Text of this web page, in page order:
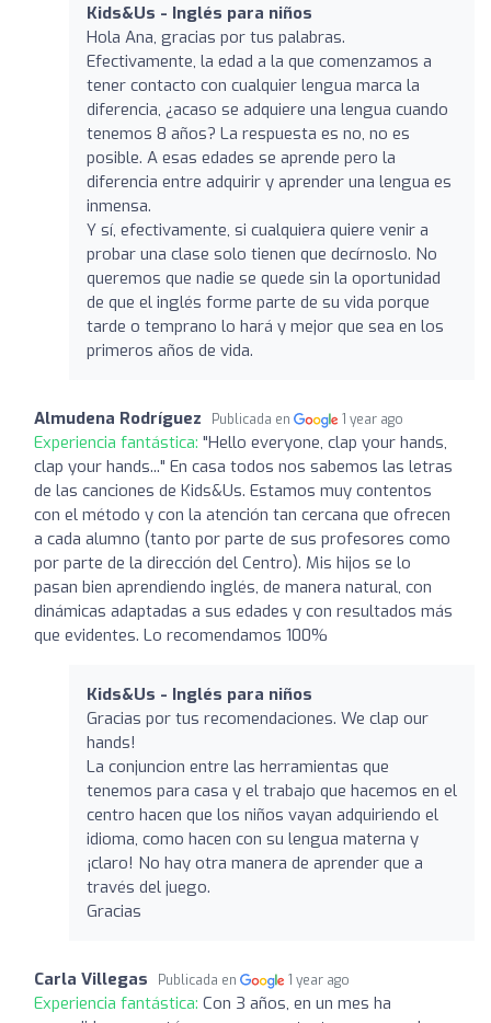
Kids&Us - Inglés para niños
Hola Ana, gracias por tus palabras.
Efectivamente, la edad a la que comenzamos a
tener contacto con cualquier lengua marca la
diferencia, ¿acaso se adquiere una lengua cuando
tenemos 8 años? La respuesta es no, no es
posible. A esas edades se aprende pero la
diferencia entre adquirir y aprender una lengua es
inmensa.
Y sí, efectivamente, si cualquiera quiere venir a
probar una clase solo tienen que decírnoslo. No
queremos que nadie se quede sin la oportunidad
de que el inglés forme parte de su vida porque
tarde o temprano lo hará y mejor que sea en los
primeros años de vida.
Almudena Rodríguez Publicada en 1 year ago
Experiencia fantástica: "Hello everyone, clap your hands,
clap your hands..." En casa todos nos sabemos las letras
de las canciones de Kids&Us. Estamos muy contentos
con el método y con la atención tan cercana que ofrecen
a cada alumno (tanto por parte de sus profesores como
por parte de la dirección del Centro). Mis hijos se lo
pasan bien aprendiendo inglés, de manera natural, con
dinámicas adaptadas a sus edades y con resultados más
que evidentes. Lo recomendamos 100%
Kids&Us - Inglés para niños
Gracias por tus recomendaciones. We clap our
hands!
La conjuncion entre las herramientas que
tenemos para casa y el trabajo que hacemos en el
centro hacen que los niños vayan adquiriendo el
idioma, como hacen con su lengua materna y
¡claro! No hay otra manera de aprender que a
través del juego.
Gracias
Carla Villegas Publicada en 1 year ago
Experiencia fantástica: Con 3 años, en un mes ha